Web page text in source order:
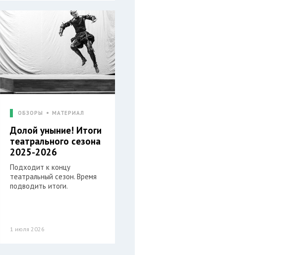
ОБЗОРЫ МАТЕРИАЛ
Долой уныние! Итоги
театрального сезона
2025-2026
Подходит к концу
театральный сезон. Время
подводить итоги.
1 июля 2026